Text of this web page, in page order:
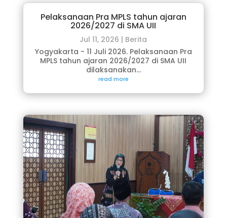
Pelaksanaan Pra MPLS tahun ajaran
2026/2027 di SMA UII
Jul 11, 2026 | Berita
Yogyakarta - 11 Juli 2026. Pelaksanaan Pra
MPLS tahun ajaran 2026/2027 di SMA UII
dilaksanakan...
read more